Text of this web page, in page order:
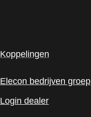
Koppelingen
Elecon bedrijven groep
Login dealer